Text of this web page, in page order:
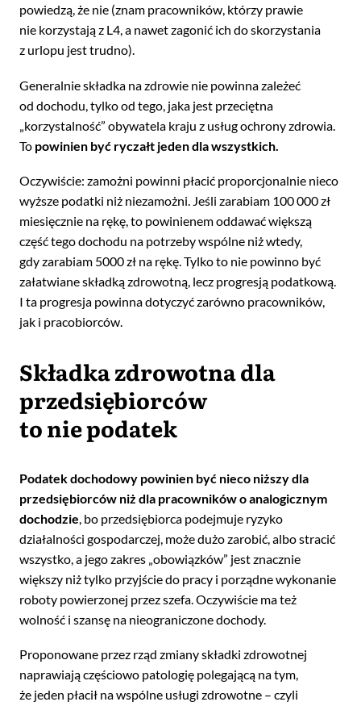
powiedzą, że nie (znam pracowników, którzy prawie
nie korzystają z L4, a nawet zagonić ich do skorzystania
z urlopu jest trudno).
Generalnie składka na zdrowie nie powinna zależeć
od dochodu, tylko od tego, jaka jest przeciętna
„korzystalność” obywatela kraju z usług ochrony zdrowia.
To powinien być ryczałt jeden dla wszystkich.
Oczywiście: zamożni powinni płacić proporcjonalnie nieco
wyższe podatki niż niezamożni. Jeśli zarabiam 100 000 zł
miesięcznie na rękę, to powinienem oddawać większą
część tego dochodu na potrzeby wspólne niż wtedy,
gdy zarabiam 5000 zł na rękę. Tylko to nie powinno być
załatwiane składką zdrowotną, lecz progresją podatkową.
I ta progresja powinna dotyczyć zarówno pracowników,
jak i pracobiorców.
Składka zdrowotna dla
przedsiębiorców
to nie podatek
Podatek dochodowy powinien być nieco niższy dla
przedsiębiorców niż dla pracowników o analogicznym
dochodzie, bo przedsiębiorca podejmuje ryzyko
działalności gospodarczej, może dużo zarobić, albo stracić
wszystko, a jego zakres „obowiązków” jest znacznie
większy niż tylko przyjście do pracy i porządne wykonanie
roboty powierzonej przez szefa. Oczywiście ma też
wolność i szansę na nieograniczone dochody.
Proponowane przez rząd zmiany składki zdrowotnej
naprawiają częściowo patologię polegającą na tym,
że jeden płacił na wspólne usługi zdrowotne – czyli